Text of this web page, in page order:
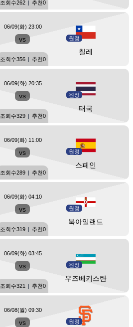
조회수262 | 추천0
vs 원정
칠레
06/09(화) 23:00
조회수356 | 추천0
vs 원정
태국
06/09(화) 20:35
조회수329 | 추천0
vs 원정
스페인
06/09(화) 11:00
조회수289 | 추천0
vs 원정
북아일랜드
06/09(화) 04:10
조회수319 | 추천0
vs 원정
우즈베키스탄
06/09(화) 03:45
조회수321 | 추천0
vs 원정
06/08(월) 09:30